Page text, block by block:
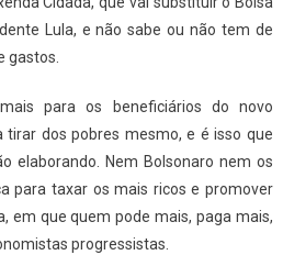
Lula, e não sabe ou não tem de
gastos.
para os beneficiários do novo
tirar dos pobres mesmo, e é isso que
elaborando. Nem Bolsonaro nem os
para taxar os mais ricos e promover
em que quem pode mais, paga mais,
progressistas.